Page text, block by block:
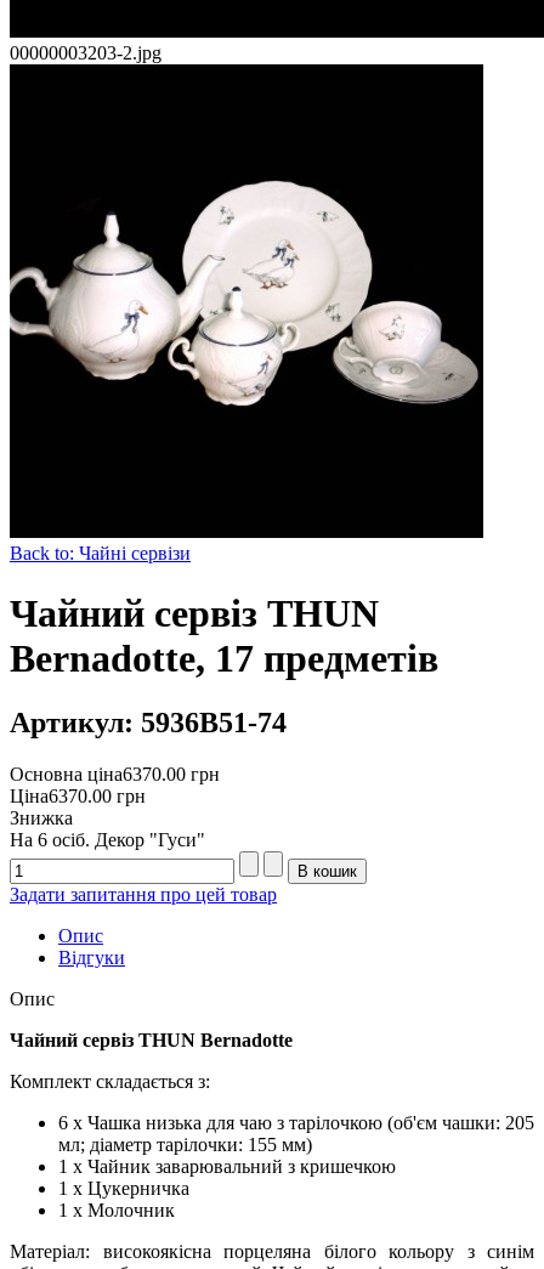
00000003203-2.jpg
Back to: Чайні сервізи
Чайний сервіз THUN
Bernadotte, 17 предметів
Артикул: 5936B51-74
Основна ціна6370.00 грн
Ціна6370.00 грн
Знижка
На 6 осіб. Декор "Гуси"
Задати запитання про цей товар
Опис
Відгуки
Опис
Чайний сервіз THUN Bernadotte
Комплект складається з:
6 х Чашка низька для чаю з тарілочкою (об'єм чашки: 205
мл; діаметр тарілочки: 155 мм)
1 х Чайник заварювальний з кришечкою
1 х Цукерничка
1 х Молочник
Матеріал: високоякісна порцеляна білого кольору з синім